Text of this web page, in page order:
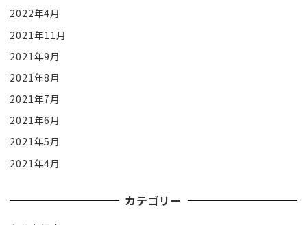
2022年4月
2021年11月
2021年9月
2021年8月
2021年7月
2021年6月
2021年5月
2021年4月
カテゴリー